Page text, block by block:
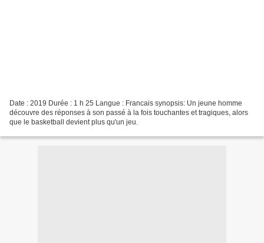
Date : 2019 Durée : 1 h 25 Langue : Francais synopsis: Un jeune homme
découvre des réponses à son passé à la fois touchantes et tragiques, alors
que le basketball devient plus qu'un jeu.